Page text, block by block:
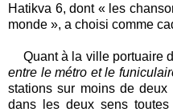
Hatikva 6, dont « les
monde », a choisi comme
Quant à la ville portuaire
entre le métro et le
stations sur moins de
dans les deux sens